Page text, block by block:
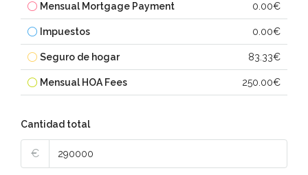
Mensual Mortgage Payment 0.00€
Impuestos 0.00€
Seguro de hogar 83.33€
Mensual HOA Fees 250.00€
Cantidad total
€